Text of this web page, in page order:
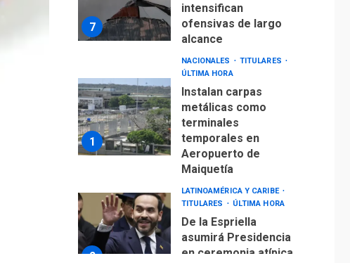
1
metálicas como
terminales
temporales en
Maiquetía
2
LATINOAMÉRICA Y CARIBE
TITULARES
ÚLTIMA HORA
De la Espriella
asumirá Presidencia
en ceremonia atípica
fuera de Bogotá
3
POLÍTICA
TITULARES
ÚLTIMA HORA
ONGs piden a CIDH
monitorear proceso
de diálogo en